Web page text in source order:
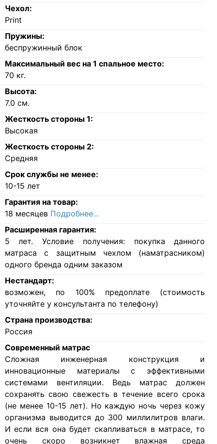
Чехол:
Print
Пружины:
беспружинный блок
Максимальный вес на 1 спальное место:
70 кг.
Высота:
7.0 см.
Жесткость стороны 1:
Высокая
Жесткость стороны 2:
Средняя
Срок службы не менее:
10-15 лет
Гарантия на товар:
18 месяцев Подробнее...
Расширенная гарантия:
5 лет. Условие получения: покупка данного
матраса с защитным чехлом (наматрасником)
одного бренда одним заказом
Нестандарт:
возможен, по 100% предоплате (стоимость
уточняйте у консультанта по телефону)
Страна производства:
Россия
Современный матрас
Cложная инженерная конструкция и
инновационные материалы с эффективными
системами вентиляции. Ведь матрас должен
сохранять свою свежесть в течение всего срока
(не менее 10-15 лет). Но каждую ночь через кожу
организма выводится до 300 миллилитров влаги.
И если вся она будет скапливаться в матрасе, то
очень скоро возникнет влажная среда